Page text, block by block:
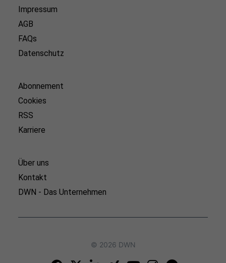
Impressum
AGB
FAQs
Datenschutz
Abonnement
Cookies
RSS
Karriere
Über uns
Kontakt
DWN - Das Unternehmen
© 2026 DWN